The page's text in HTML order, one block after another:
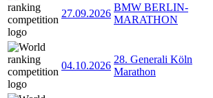
27.09.2026
BMW BERLIN-
MARATHON
04.10.2026
28. Generali Köln
Marathon